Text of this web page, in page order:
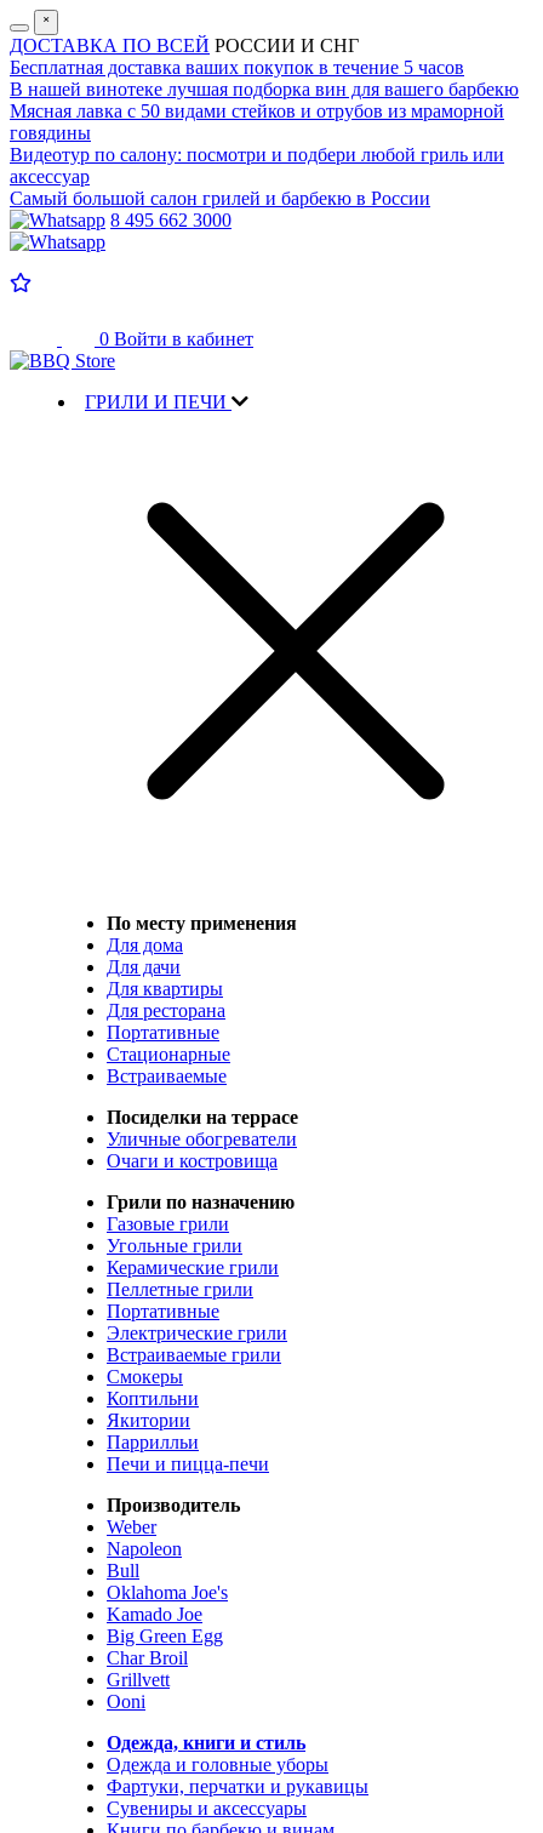
˟
ДОСТАВКА ПО ВСЕЙ РОССИИ И СНГ
Бесплатная доставка ваших покупок в течение 5 часов
В нашей винотеке лучшая подборка вин для вашего барбекю
Мясная лавка с 50 видами стейков и отрубов из мраморной
говядины
Видеотур по салону: посмотри и подбери любой гриль или
аксессуар
Самый большой салон грилей и барбекю в России
8 495 662 3000
0 Войти в кабинет
ГРИЛИ И ПЕЧИ
По месту применения
Для дома
Для дачи
Для квартиры
Для ресторана
Портативные
Стационарные
Встраиваемые
Посиделки на террасе
Уличные обогреватели
Очаги и костровища
Грили по назначению
Газовые грили
Угольные грили
Керамические грили
Пеллетные грили
Портативные
Электрические грили
Встраиваемые грили
Смокеры
Коптильни
Якитории
Паррилльи
Печи и пицца-печи
Производитель
Weber
Napoleon
Bull
Oklahoma Joe's
Kamado Joe
Big Green Egg
Char Broil
Grillvett
Ooni
Одежда, книги и стиль
Одежда и головные уборы
Фартуки, перчатки и рукавицы
Сувениры и аксессуары